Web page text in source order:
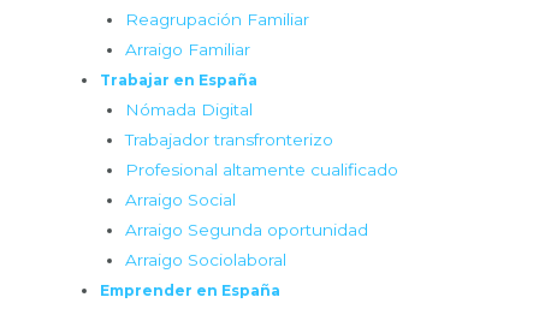
Reagrupación Familiar
Arraigo Familiar
Trabajar en España
Nómada Digital
Trabajador transfronterizo
Profesional altamente cualificado
Arraigo Social
Arraigo Segunda oportunidad
Arraigo Sociolaboral
Emprender en España